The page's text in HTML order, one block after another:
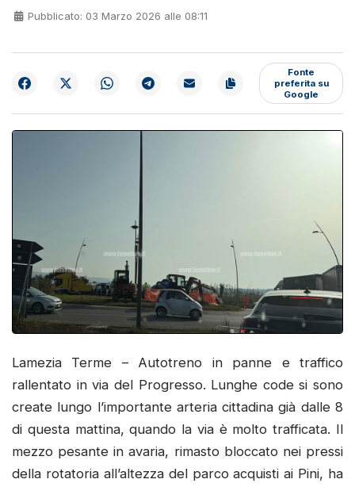
Pubblicato: 03 Marzo 2026 alle 08:11
Fonte
preferita su
Google
Lamezia Terme – Autotreno in panne e traffico
rallentato in via del Progresso. Lunghe code si sono
create lungo l’importante arteria cittadina già dalle 8
di questa mattina, quando la via è molto trafficata. Il
mezzo pesante in avaria, rimasto bloccato nei pressi
della rotatoria all’altezza del parco acquisti ai Pini, ha